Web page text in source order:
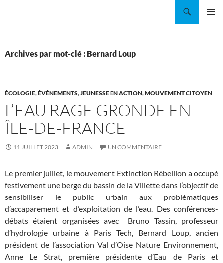
Archives par mot-clé : Bernard Loup
ÉCOLOGIE,ÉVÉNEMENTS,JEUNESSE EN ACTION,MOUVEMENT CITOYEN
L’EAU RAGE GRONDE EN
ÎLE-DE-FRANCE
11 JUILLET 2023 ADMIN UN COMMENTAIRE
Le premier juillet, le mouvement Extinction Rébellion a occupé
festivement une berge du bassin de la Villette dans l’objectif de
sensibiliser le public urbain aux problématiques
d’accaparement et d’exploitation de l’eau. Des conférences-
débats étaient organisées avec Bruno Tassin, professeur
d’hydrologie urbaine à Paris Tech, Bernard Loup, ancien
président de l’association Val d’Oise Nature Environnement,
Anne Le Strat, première présidente d’Eau de Paris et